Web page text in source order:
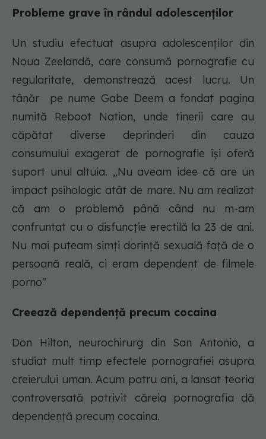
Probleme grave în rândul adolescenților
Un studiu efectuat asupra adolescenților din
Noua Zeelandă, care consumă pornografie cu
regularitate, demonstrează acest lucru. Un
tânăr pe nume Gabe Deem a fondat pagina
numită Reboot Nation, unde tinerii care au
căpătat diverse deprinderi din cauza
consumului exagerat de pornografie își oferă
suport unul altuia. „Nu aveam idee că are un
impact psihologic atât de mare. Nu am realizat
că am o problemă până când nu m-am
confruntat cu o disfuncție erectilă la 23 de ani.
Nu mai puteam simți dorință sexuală față de o
persoană reală, ci eram dependent de filmele
porno"
Creează dependență precum cocaina
Don Hilton, neurochirurg din San Antonio, a
studiat mult timp efectele pornografiei asupra
creierului uman. Acum patru ani, a lansat teoria
controversată potrivit căreia pornografia dă
dependență precum cocaina.